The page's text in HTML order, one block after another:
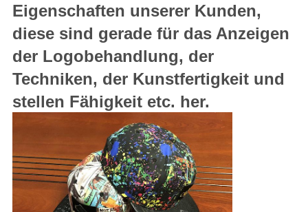
Eigenschaften unserer Kunden,
diese sind gerade für das Anzeigen
der Logobehandlung, der
Techniken, der Kunstfertigkeit und
stellen Fähigkeit etc. her.